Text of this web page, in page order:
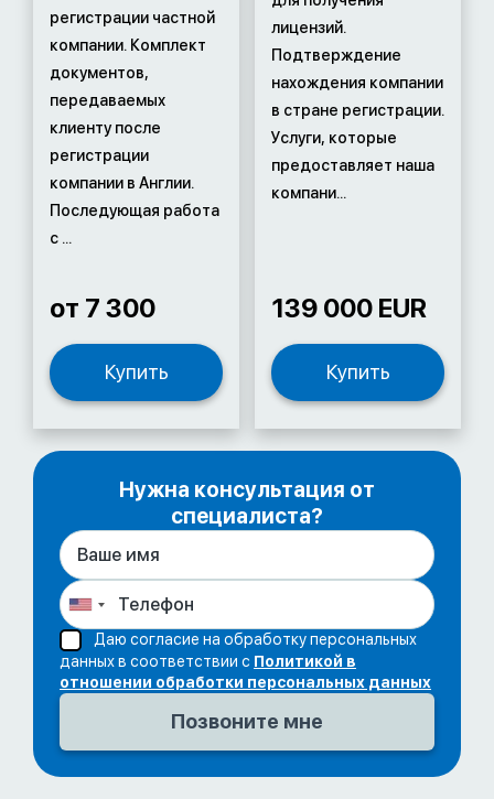
регистрации частной
компании. Комплект
документов,
передаваемых
клиенту после
регистрации
компании в Англии.
Последующая работа
с ...
от 7 300
Купить
лицензий.
Подтверждение
нахождения компании
в стране регистрации.
Услуги, которые
предоставляет наша
компани...
139 000 EUR
Купить
Нужна консультация от
специалиста?
Даю согласие на обработку персональных
данных в соответствии с Политикой в
отношении обработки персональных данных